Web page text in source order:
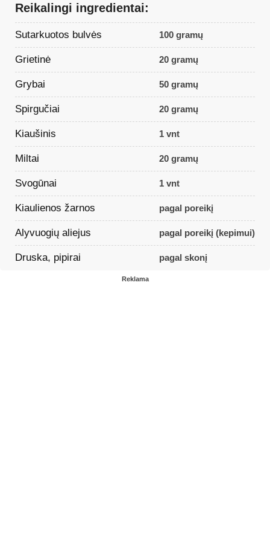
Reikalingi ingredientai:
Sutarkuotos bulvės 100 gramų
Grietinė 20 gramų
Grybai 50 gramų
Spirgučiai 20 gramų
Kiaušinis 1 vnt
Miltai 20 gramų
Svogūnai 1 vnt
Kiaulienos žarnos pagal poreikį
Alyvuogių aliejus pagal poreikį (kepimui)
Druska, pipirai pagal skonį
Reklama